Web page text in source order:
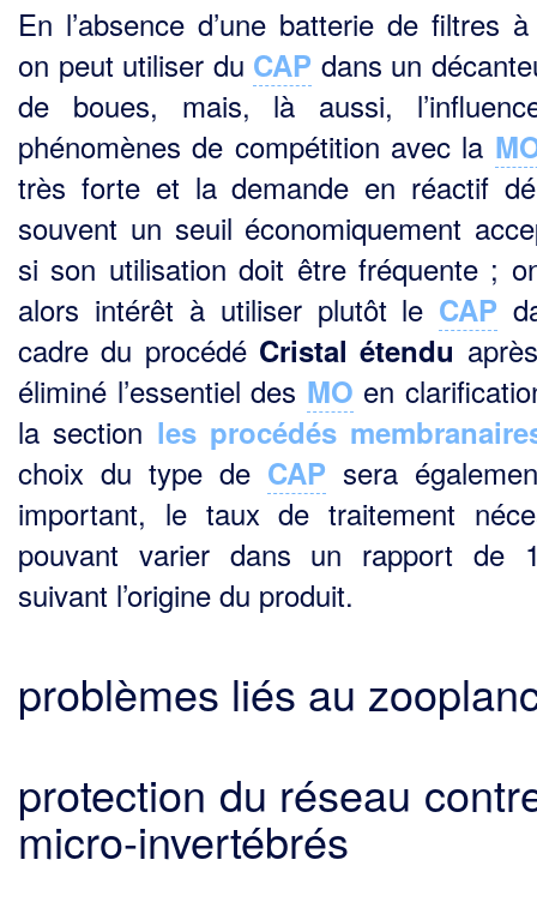
En l’absence d’une batterie de filtres
on peut utiliser du CAP dans un
de boues, mais, là aussi,
phénomènes de compétition avec la
très forte et la demande en réactif
souvent un seuil économiquement
si son utilisation doit être fréquente ;
alors intérêt à utiliser plutôt le CAP
cadre du procédé Cristalétendu
éliminé l’essentiel des MO en
la section les procédés
choix du type de CAP sera
important, le taux de traitement
pouvant varier dans un rapport de
suivant l’origine du produit.
problèmes liés au
protection du réseau
micro-invertébrés